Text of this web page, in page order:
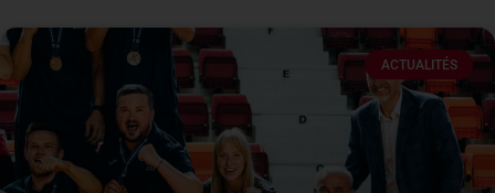
ACTUALITÉS